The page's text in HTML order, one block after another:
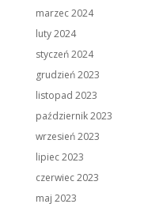
marzec 2024
luty 2024
styczeń 2024
grudzień 2023
listopad 2023
październik 2023
wrzesień 2023
lipiec 2023
czerwiec 2023
maj 2023